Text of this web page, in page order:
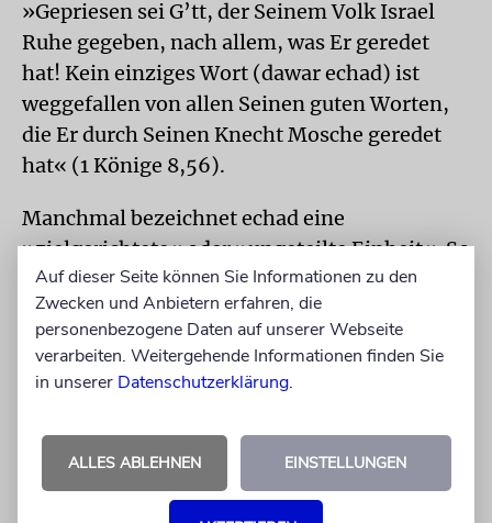
»Gepriesen sei G’tt, der Seinem Volk Israel
Ruhe gegeben, nach allem, was Er geredet
hat! Kein einziges Wort (dawar echad) ist
weggefallen von allen Seinen guten Worten,
die Er durch Seinen Knecht Mosche geredet
hat« (1 Könige 8,56).
Manchmal bezeichnet echad eine
»zielgerichtete« oder »ungeteilte Einheit«. So
lesen wir, dass das ganze Volk nach der
Offenbarung am Berg Sinai »mit einer
Stimme« (kol echad) sprach: »Alle Worte, die
G’tt geredet hat, wollen wir tun« (2. Buch
Im Lichte des Schma Jisrael hat »echad«
schließlich eine weitere Bedeutung, wie schon
der Prophet Secharja ausführte. Das Schma
Auf dieser Seite können Sie Informationen zu den
Zwecken und Anbietern erfahren, die
personenbezogene Daten auf unserer Webseite
verarbeiten. Weitergehende Informationen finden Sie
in unserer Datenschutzerklärung.
ALLES ABLEHNEN EINSTELLUNGEN